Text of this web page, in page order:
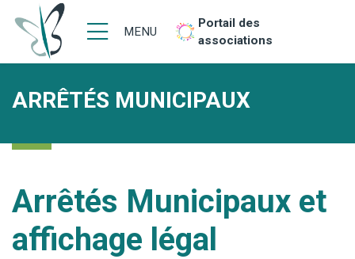
MENU
Portail des
associations
ARRÊTÉS MUNICIPAUX
Arrêtés Municipaux et
affichage légal